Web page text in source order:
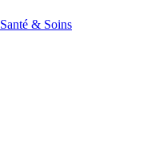
Santé & Soins